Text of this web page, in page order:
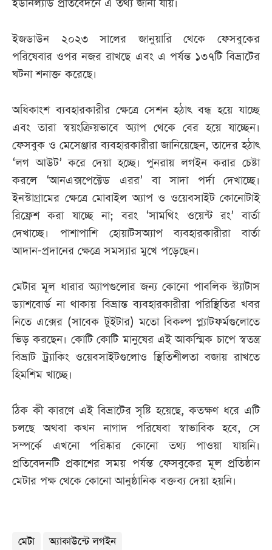
ইউনিল্যাড প্রতিবেদনে এ তথ্য জানা যায়।
ইজডাউন ২০২৩ সালের জানুয়ারি থেকে ফেসবুকের
পরিষেবার ওপর নজর রাখছে এবং এ পর্যন্ত ১৩৭টি বিভ্রাটের
ঘটনা শনাক্ত করেছে।
অধিকাংশ ব্যবহারকারীর ক্ষেত্রে সেশন হঠাৎ বন্ধ হয়ে যাচ্ছে
এবং তারা স্বয়ংক্রিয়ভাবে অ্যাপ থেকে বের হয়ে যাচ্ছেন।
ফেসবুক ও মেসেঞ্জার ব্যবহারকারীরা জানিয়েছেন, তাদের হঠাৎ
‘লগ আউট’ করে দেয়া হচ্ছে। পুনরায় লগইন করার চেষ্টা
করলে ‘আনএক্সপেক্টেড এরর’ বা সাদা পর্দা দেখাচ্ছে।
ইনস্টাগ্রামের ক্ষেত্রে মোবাইল অ্যাপ ও ওয়েবসাইট কোনোটাই
রিফ্রেশ করা যাচ্ছে না; বরং ‘সামথিং ওয়েন্ট রং’ বার্তা
দেখাচ্ছে। পাশাপাশি হোয়াটসঅ্যাপ ব্যবহারকারীরা বার্তা
আদান-প্রদানের ক্ষেত্রে সমস্যার মুখে পড়েছেন।
মেটার মূল ধারার অ্যাপগুলোর জন্য কোনো পাবলিক স্ট্যাটাস
ড্যাশবোর্ড না থাকায় বিভ্রান্ত ব্যবহারকারীরা পরিস্থিতির খবর
নিতে এক্সের (সাবেক টুইটার) মতো বিকল্প প্ল্যাটফর্মগুলোতে
ভিড় করছেন। কোটি কোটি মানুষের এই আকস্মিক চাপে স্বতন্ত্র
বিভ্রাট ট্র্যাকিং ওয়েবসাইটগুলোও স্থিতিশীলতা বজায় রাখতে
হিমশিম খাচ্ছে।
ঠিক কী কারণে এই বিভ্রাটের সৃষ্টি হয়েছে, কতক্ষণ ধরে এটি
চলছে অথবা কখন নাগাদ পরিষেবা স্বাভাবিক হবে, সে
সম্পর্কে এখনো পরিষ্কার কোনো তথ্য পাওয়া যায়নি।
প্রতিবেদনটি প্রকাশের সময় পর্যন্ত ফেসবুকের মূল প্রতিষ্ঠান
মেটার পক্ষ থেকে কোনো আনুষ্ঠানিক বক্তব্য দেয়া হয়নি।
মেটা অ্যাকাউন্টে লগইন